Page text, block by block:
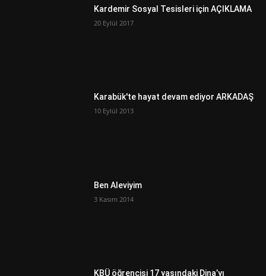
Kardemir Sosyal Tesisleri için AÇIKLAMA
20 Eylül 2017
Karabük'te hayat devam ediyor ARKADAŞ
10 Eylül 2013
Ben Aleviyim
3 Kasım 2014
KBÜ öğrencisi 17 yaşındaki Dina’yı